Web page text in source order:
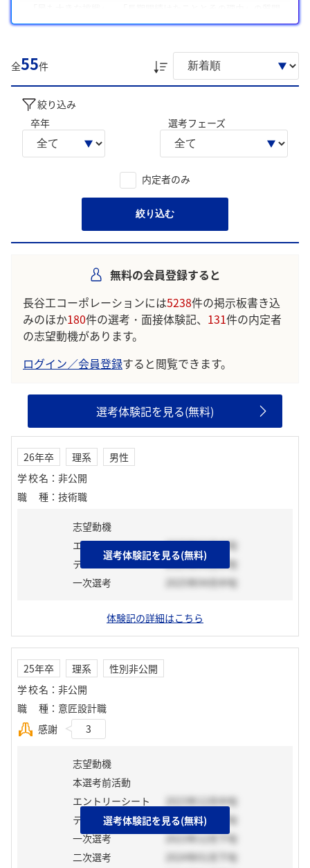
が多いです。
テストがあった / SPI
面接の特徴
面接は穏やかな雰囲気で、「志望動機」や「学生時代に力を入
れたこと」についてよく聞かれます。
学生の声を就職活動の参考にしましょう。
のユーザの投稿は下記の一覧からご確認ください。
全55件
絞り込み
卒年
選考フェーズ
内定者のみ
絞り込む
無料の会員登録すると
長谷工コーポレーションには5238件の掲示板書き込
みのほか180件の選考・面接体験記、 131件の内定者
の志望動機があります。
ログイン／会員登録すると閲覧できます。
選考体験記を見る(無料)
26年卒 理系
男性
学校名 ： 非公開
職種 ： 技術職
志望動機
エントリーシート
2025年02月中旬
テスト
2025年04月中旬
一次選考
2025年04月中旬
体験記の詳細はこちら
選考体験記を見る(無料)
25年卒 理系
性別非公開
学校名 ： 非公開
職種 ： 意匠設計職
感謝
3
志望動機
本選考前活動
エントリーシート
2023年12月中旬
テスト
2024年01月下旬
一次選考
2023年12月下旬
二次選考
2024年01月下旬
選考体験記を見る(無料)